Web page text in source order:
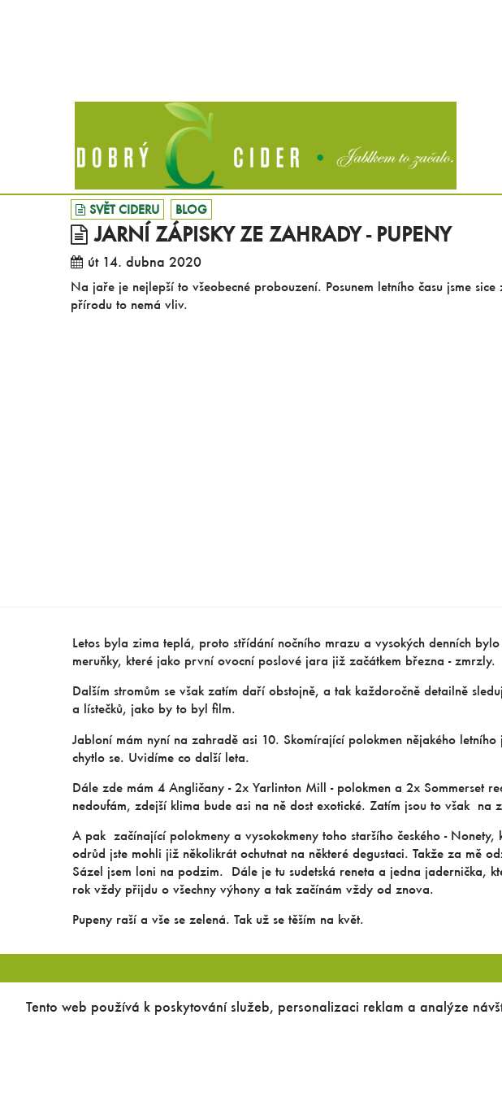
SVĚT CIDERU BLOG
JARNÍ ZÁPISKY ZE ZAHRADY - PUPENY
út 14. dubna 2020
Na jaře je nejlepší to všeobecné probouzení. Posunem letního času jsme
přírodu to nemá vliv.
Letos byla zima teplá, proto střídání nočního mrazu a vysokých denních
meruňky, které jako první ovocní poslové jara již začátkem března - zmrzly.
Dalším stromům se však zatím daří obstojně, a tak každoročně detailně
a lístečků, jako by to byl film.
Jabloní mám nyní na zahradě asi 10. Skomírající polokmen nějakého
chytlo se. Uvidíme co další leta.
Dále zde mám 4 Angličany - 2x Yarlinton Mill - polokmen a 2x Sommerset
nedoufám, zdejší klima bude asi na ně dost exotické. Zatím jsou to však na
A pak začínající polokmeny a vysokokmeny toho staršího českého -
odrůd jste mohli již několikrát ochutnat na některé degustaci. Takže za mě
Sázel jsem loni na podzim. Dále je tu sudetská reneta a jedna jadernička,
rok vždy přijdu o všechny výhony a tak začínám vždy od znova.
Pupeny raší a vše se zelená. Tak už se těším na květ.
Od roku 2022 provozujeMedovinárna
Tento web používá k poskytování služeb, personalizaci reklam a analýze